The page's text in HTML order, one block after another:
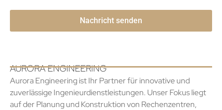
AURORA ENGINEERING
Aurora Engineering ist Ihr Partner für innovative und
zuverlässige Ingenieurdienstleistungen. Unser Fokus liegt
auf der Planung und Konstruktion von Rechenzentren,